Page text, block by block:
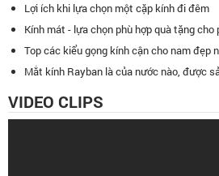
Lợi ích khi lựa chọn một cặp kính đi đêm
Kính mát - lựa chọn phù hợp quà tặng cho
Top các kiểu gọng kính cận cho nam đẹp
Mắt kính Rayban là của nước nào, được
VIDEO CLIPS